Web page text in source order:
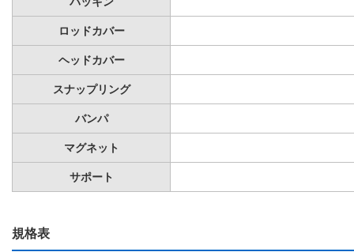
ロッドカバー
ヘッドカバー
スナップリング
バンパ
マグネット
サポート
規格表